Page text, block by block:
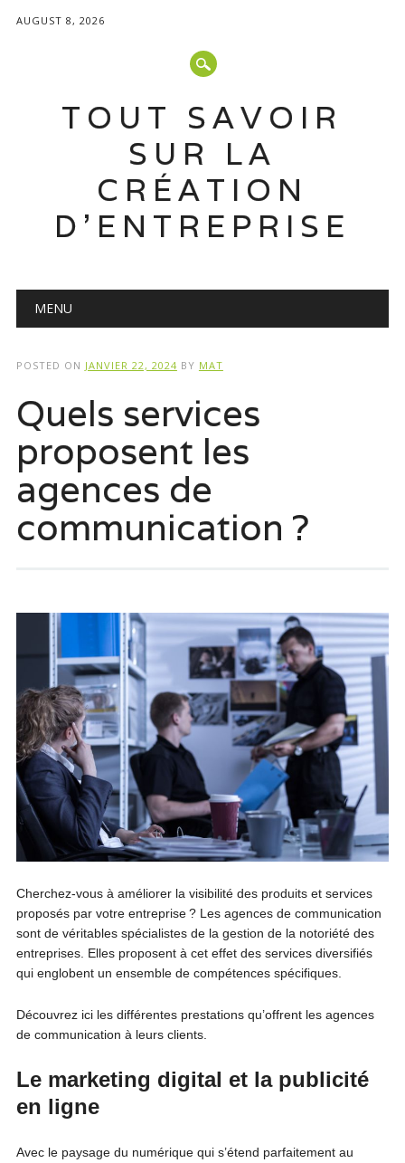
AUGUST 8, 2026
TOUT SAVOIR
SUR LA
CRÉATION
D'ENTREPRISE
Main menu
MENU
POSTED ON JANVIER 22, 2024 BY MAT
Quels services
proposent les
agences de
communication ?
Cherchez-vous à améliorer la visibilité des produits et services
proposés par votre entreprise ? Les agences de communication
sont de véritables spécialistes de la gestion de la notoriété des
entreprises. Elles proposent à cet effet des services diversifiés
qui englobent un ensemble de compétences spécifiques.
Découvrez ici les différentes prestations qu’offrent les agences
de communication à leurs clients.
Le marketing digital et la publicité
en ligne
Avec le paysage du numérique qui s’étend parfaitement au